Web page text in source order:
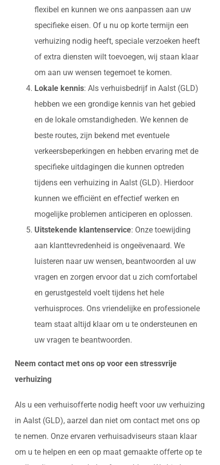
flexibel en kunnen we ons aanpassen aan uw
specifieke eisen. Of u nu op korte termijn een
verhuizing nodig heeft, speciale verzoeken heeft
of extra diensten wilt toevoegen, wij staan klaar
om aan uw wensen tegemoet te komen.
Lokale kennis: Als verhuisbedrijf in Aalst (GLD)
hebben we een grondige kennis van het gebied
en de lokale omstandigheden. We kennen de
beste routes, zijn bekend met eventuele
verkeersbeperkingen en hebben ervaring met de
specifieke uitdagingen die kunnen optreden
tijdens een verhuizing in Aalst (GLD). Hierdoor
kunnen we efficiënt en effectief werken en
mogelijke problemen anticiperen en oplossen.
Uitstekende klantenservice: Onze toewijding
aan klanttevredenheid is ongeëvenaard. We
luisteren naar uw wensen, beantwoorden al uw
vragen en zorgen ervoor dat u zich comfortabel
en gerustgesteld voelt tijdens het hele
verhuisproces. Ons vriendelijke en professionele
team staat altijd klaar om u te ondersteunen en
uw vragen te beantwoorden.
Neem contact met ons op voor een stressvrije
verhuizing
Als u een verhuisofferte nodig heeft voor uw verhuizing
in Aalst (GLD), aarzel dan niet om contact met ons op
te nemen. Onze ervaren verhuisadviseurs staan klaar
om u te helpen en een op maat gemaakte offerte op te